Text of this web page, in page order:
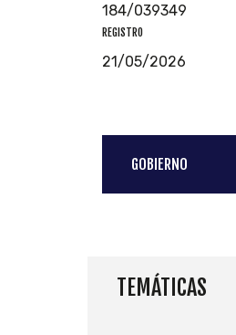
184/039349
REGISTRO
21/05/2026
GOBIERNO
TEMÁTICAS